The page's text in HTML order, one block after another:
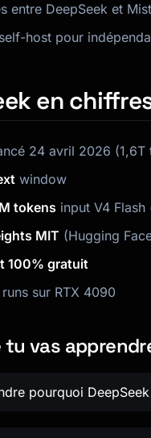
entre DeepSeek et
host pour
en
24 avril 2026 (1,6T
window
tokens input V4 Flash
MIT (Hugging
100% gratuit
runs sur RTX 4090
tu vas
pourquoi